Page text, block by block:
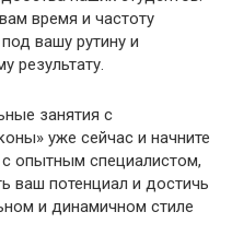
время и частоту
вашу рутину и
результату.
занятия с
уже сейчас и начните
опытным специалистом,
ваш потенциал и достичь
и динамичном стиле